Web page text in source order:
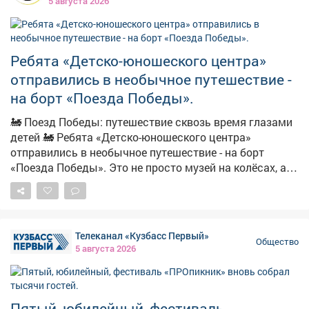
выздоровления. За проявленный героизм вручил ему
областную медаль «За честь и мужество».
Ребята «Детско-юношеского центра»
отправились в необычное путешествие -
на борт «Поезда Победы».
🚂 Поезд Победы: путешествие сквозь время глазами
детей 🚂 Ребята «Детско-юношеского центра»
отправились в необычное путешествие - на борт
«Поезда Победы». Это не просто музей на колёсах, а
настоящая машина времени, которая переносит в
суровые и героические годы Великой Отечественной
приглушённый свет, детали, воссоздающие быт
военного времени, подлинные предметы и
реалистичные фигуры… Казалось, будто поезд вот-
вот тронется и унесёт пассажиров в 1941 год. Но
главным проводником в этом путешествии стала
Лилия - женщина-машинист. Её голос звучал в
Телеканал «Кузбасс Первый»
5 августа 2026
Общество